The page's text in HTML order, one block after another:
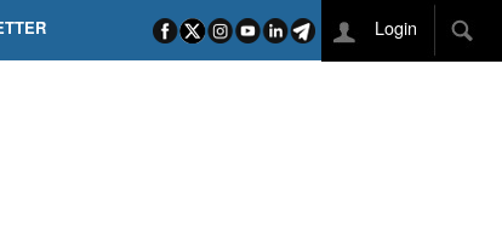
Login